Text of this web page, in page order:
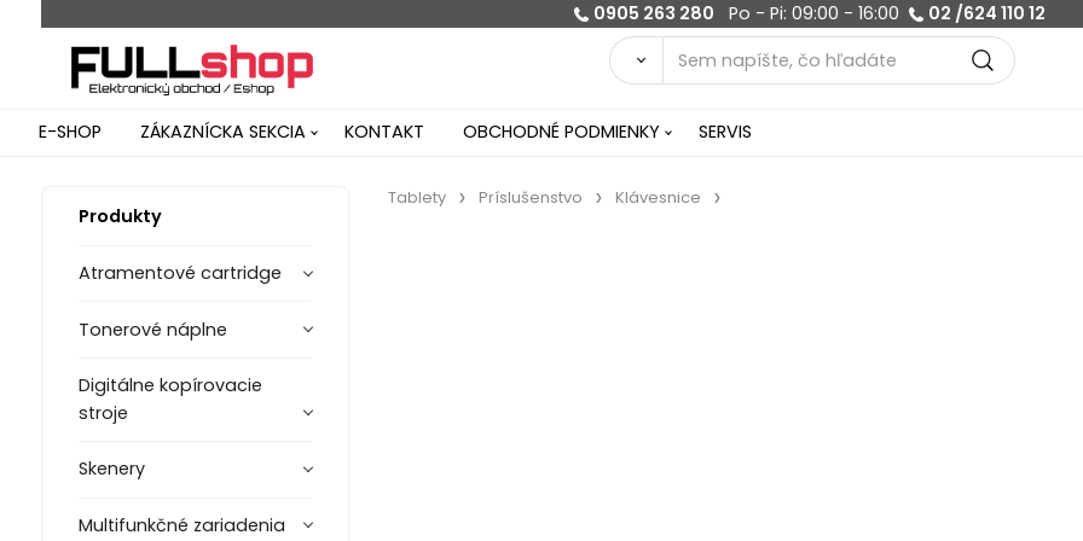
0905 263 280 Po - Pi: 09:00 - 16:00 02 /624 110 12
E-SHOP ZÁKAZNÍCKA SEKCIA KONTAKT OBCHODNÉ PODMIENKY SERVIS
Produkty
Atramentové cartridge
Tonerové náplne
Digitálne kopírovacie
stroje
Skenery
Multifunkčné zariadenia
Tablety Príslušenstvo Klávesnice